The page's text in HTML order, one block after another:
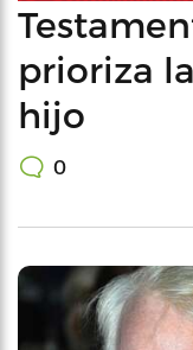
prioriza
hijo
0